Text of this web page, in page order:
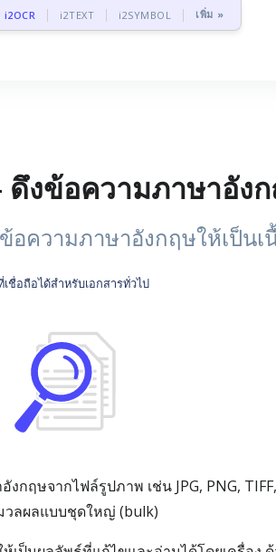
i2OCR i2TEXT i2SYMBOL เพิ่ม »
ดึงข้อความภาษาอัง
ความภาษาอังกฤษให้เป็น
เชื่อถือได้สำหรับเอกสารทั่วไป
ษจากไฟล์รูปภาพ เช่น JPG, PNG,
วลผลแบบชุดใหญ่ (bulk)